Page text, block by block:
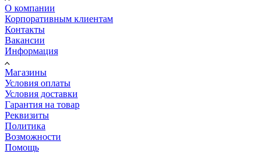
О компании
Корпоративным клиентам
Контакты
Вакансии
Информация
Магазины
Условия оплаты
Условия доставки
Гарантия на товар
Реквизиты
Политика
Возможности
Помощь